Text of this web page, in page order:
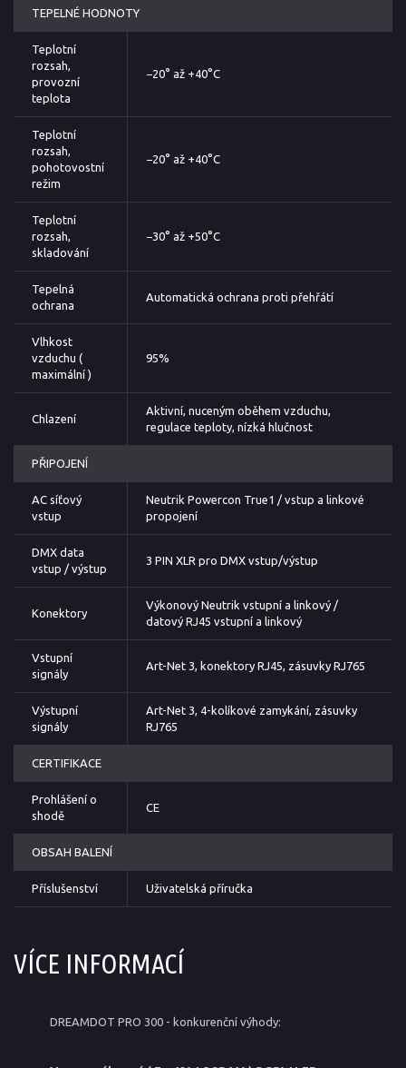
TEPELNÉ HODNOTY
Teplotní
rozsah,
provozní
teplota
−20° až +40°C
Teplotní
rozsah,
pohotovostní
režim
−20° až +40°C
Teplotní
rozsah,
skladování
−30° až +50°C
Tepelná
ochrana
Automatická ochrana proti přehřátí
Vlhkost
vzduchu (
maximální )
95%
Chlazení
Aktivní, nuceným oběhem vzduchu,
regulace teploty, nízká hlučnost
PŘIPOJENÍ
AC síťový
vstup
Neutrik Powercon True1 / vstup a linkové
propojení
DMX data
vstup / výstup
3 PIN XLR pro DMX vstup/výstup
Konektory
Výkonový Neutrik vstupní a linkový /
datový RJ45 vstupní a linkový
Vstupní
signály
Art-Net 3, konektory RJ45, zásuvky RJ765
Výstupní
signály
Art-Net 3, 4-kolíkové zamykání, zásuvky
RJ765
CERTIFIKACE
Prohlášení o
shodě
CE
OBSAH BALENÍ
Příslušenství Uživatelská příručka
VÍCE INFORMACÍ
DREAMDOT PRO 300 - konkurenční výhody: